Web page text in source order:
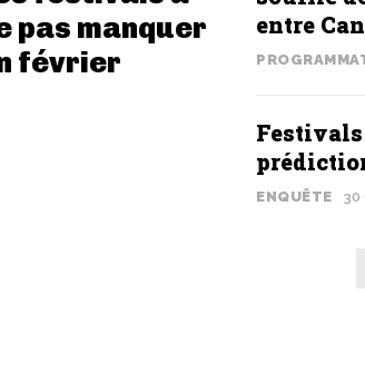
pas manquer
février
entre
Festivals
ENQUÊTE 30